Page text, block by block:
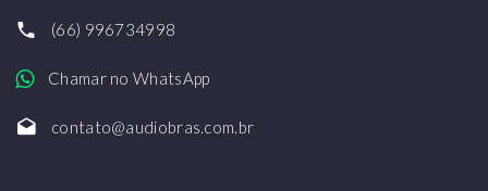
(66) 996734998
Chamar no WhatsApp
contato@audiobras.com.br